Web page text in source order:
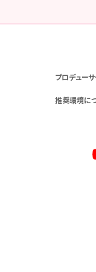
プロデュー
推奨環境に